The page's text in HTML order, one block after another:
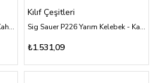
Sig Sauer P226 Tam Kelebek - Kahverengi Deri Kılıf Çeşitleri
Kılıf Çeşitleri
Sig Sauer P226 Yarım Kelebek - Kahverengi Deri Kılıf Çeşitleri
₺1.531,09